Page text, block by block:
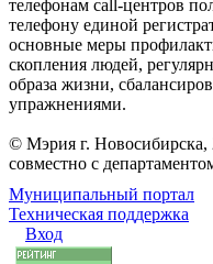
телефонам call-центров
телефону единой
основные меры
скопления людей,
образа жизни,
упражнениями.
© Мэрия г. Новосибирска,
совместно с
Муниципальный портал
Техническая поддержка
Вход